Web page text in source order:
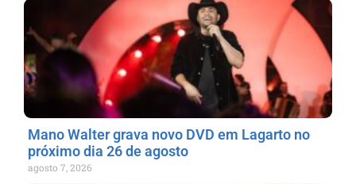
Mano Walter grava novo DVD em Lagarto no
próximo dia 26 de agosto
agosto 7, 2026